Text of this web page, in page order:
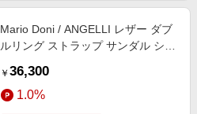
Mario Doni / ANGELLI レザー ダブ
ルリング ストラップ サンダル シュ
￥ 36,300
1.0%